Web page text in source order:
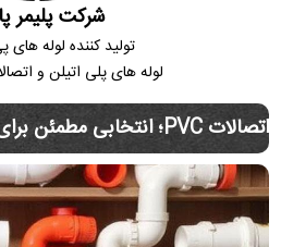
شرکت پلیمر
تولید کننده لوله
لوله های پلی اتیلن و